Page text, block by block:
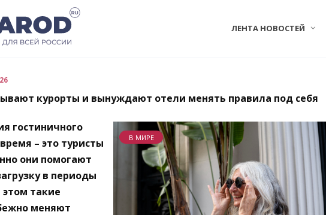
ЛЕНТА НОВОСТЕЙ
курорты и вынуждают отели менять правила под себя
В МИРЕ
гостиничного
– это туристы
они помогают
в периоды
этом такие
меняют